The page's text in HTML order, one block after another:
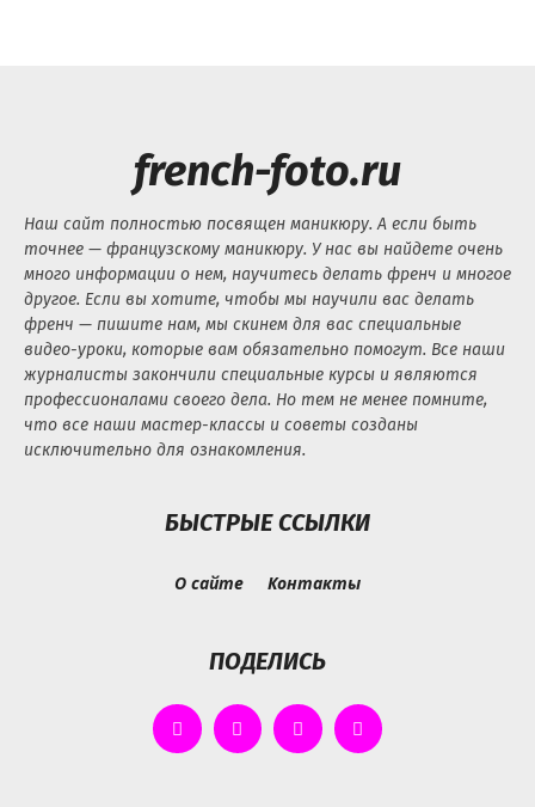
french-foto.ru
Наш сайт полностью посвящен маникюру. А если быть
точнее — французскому маникюру. У нас вы найдете очень
много информации о нем, научитесь делать френч и многое
другое. Если вы хотите, чтобы мы научили вас делать
френч — пишите нам, мы скинем для вас специальные
видео-уроки, которые вам обязательно помогут. Все наши
журналисты закончили специальные курсы и являются
профессионалами своего дела. Но тем не менее помните,
что все наши мастер-классы и советы созданы
исключительно для ознакомления.
БЫСТРЫЕ ССЫЛКИ
О сайте Контакты
ПОДЕЛИСЬ